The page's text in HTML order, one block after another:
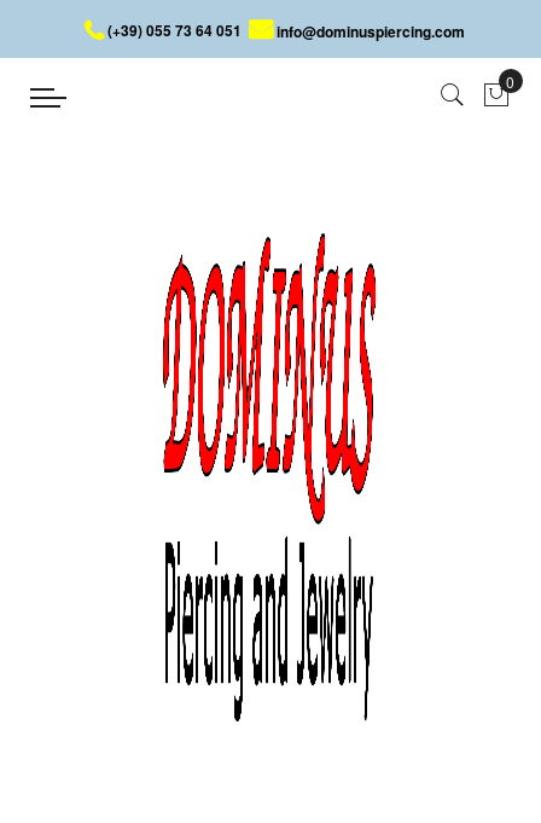
(+39) 055 73 64 051 info@dominuspiercing.com
PIERCING ANELLO CON SFERA
PIERCING ANELLO CON SFERA